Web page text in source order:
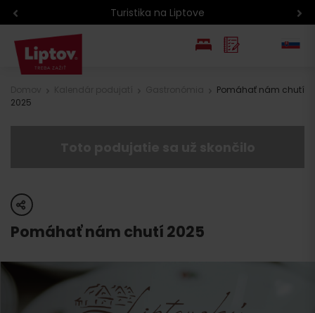
Turistika na Liptove
Pomáhať nám chutí
2025
share
Pomáhať nám chutí 2025